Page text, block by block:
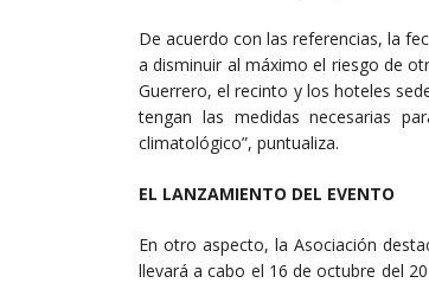
De acuerdo con las referencias, la
a disminuir al máximo el riesgo de
Guerrero, el recinto y los hoteles
tengan las medidas necesarias
climatológico”, puntualiza.
EL LANZAMIENTO DEL EVENTO
En otro aspecto, la Asociación
llevará a cabo el 16 de octubre del